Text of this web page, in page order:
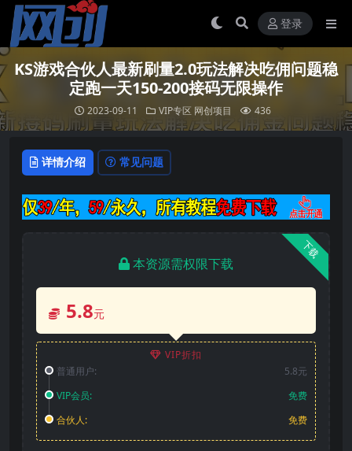
登录
KS游戏合伙人最新刷量2.0玩法解决吃佣问题稳
定跑一天150-200接码无限操作
2023-09-11 VIP专区 网创项目 436
详情介绍 常见问题
下载
本资源需权限下载
5.8元
VIP折扣
普通用户:
5.8元
VIP会员:
免费
合伙人:
免费